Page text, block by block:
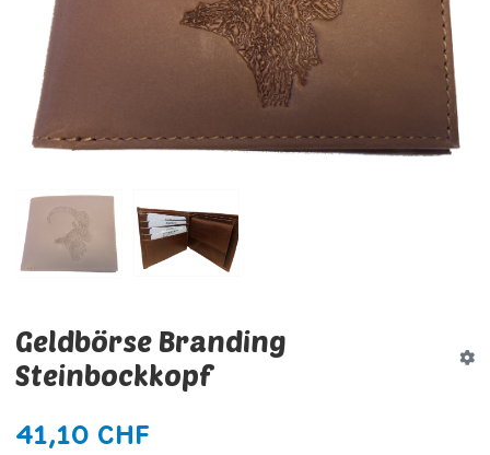
PREV
Geldbörse Branding
Steinbockkopf
41,10 CHF